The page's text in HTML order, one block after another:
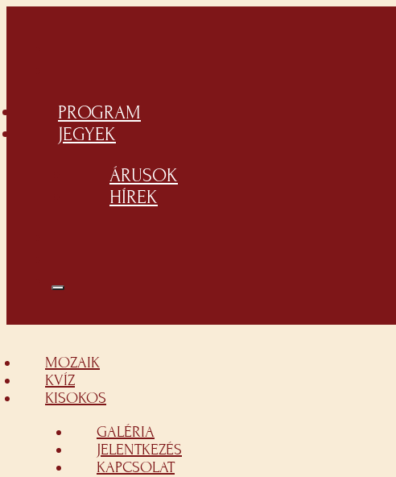
PROGRAM
JEGYEK
ÁRUSOK
HÍREK
MOZAIK
KVÍZ
KISOKOS
GALÉRIA
JELENTKEZÉS
KAPCSOLAT